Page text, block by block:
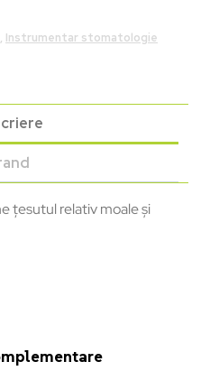
, Instrumentar stomatologie
țesutul relativ moale și